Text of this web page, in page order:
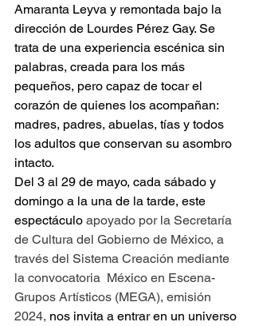
Amaranta Leyva y remontada bajo la
dirección de Lourdes Pérez Gay. Se
trata de una experiencia escénica sin
palabras, creada para los más
pequeños, pero capaz de tocar el
corazón de quienes los acompañan:
madres, padres, abuelas, tías y todos
los adultos que conservan su asombro
intacto.
Del 3 al 29 de mayo, cada sábado y
domingo a la una de la tarde, este
espectáculo apoyado por la Secretaría
de Cultura del Gobierno de México, a
través del Sistema Creación mediante
la convocatoria  México en Escena-
Grupos Artísticos (MEGA), emisión
2024, nos invita a entrar en un universo